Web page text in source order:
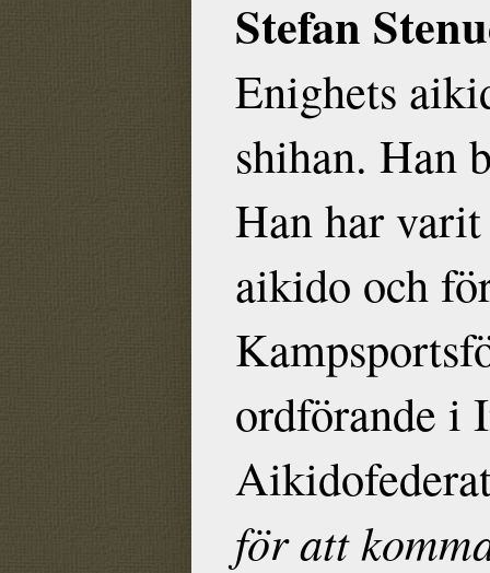
Stefan
Enighets
shihan. Han
Han har
aikido och
ordförande i
för att